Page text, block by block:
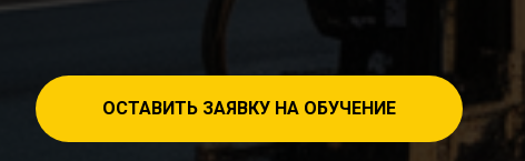
ОСТАВИТЬ ЗАЯВКУ НА ОБУЧЕНИЕ